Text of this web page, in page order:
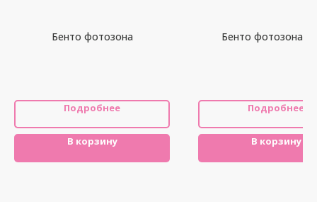
Бенто фотозона
Подробнее
В корзину
Бенто фотозона
Подробнее
В корзину